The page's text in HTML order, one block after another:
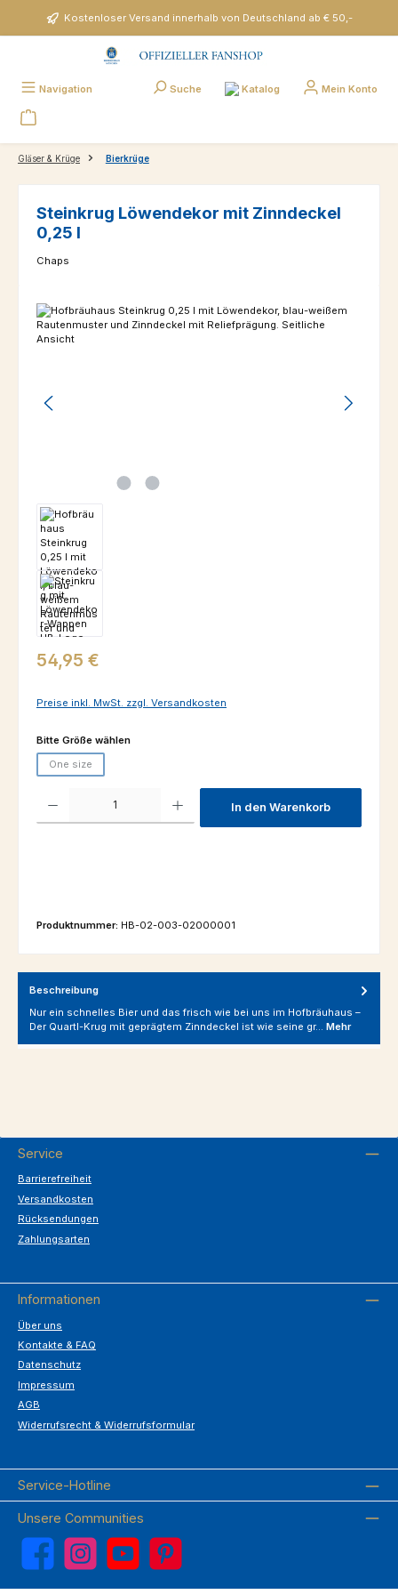
Zum Hauptinhalt springenKostenloser Versand innerhalb von Deutschland ab € 50,-
Navigation Suche Katalog Mein Konto
Gläser & Krüge Bierkrüge
Steinkrug Löwendekor mit Zinndeckel
0,25 l
Chaps
Bildergalerie überspringen
Regulärer Preis:
54,95 €
Preise inkl. MwSt. zzgl. Versandkosten
Bitte Größe wählenauswählen
One size
Produkt Anzahl: Gib den gewünschten Wert ein oder benutze die
In den Warenkorb
Produktnummer: HB-02-003-02000001
Beschreibung
Nur ein schnelles Bier und das frisch wie bei uns im Hofbräuhaus –
Der Quartl-Krug mit geprägtem Zinndeckel ist wie seine gr… Mehr
Service
Barrierefreiheit
Versandkosten
Rücksendungen
Zahlungsarten
Informationen
Über uns
Kontakte & FAQ
Datenschutz
Impressum
AGB
Widerrufsrecht & Widerrufsformular
Service-Hotline
Unsere Communities
Facebook Instagram YouTube Pinterest